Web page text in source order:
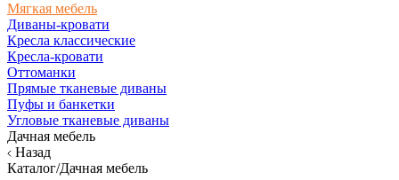
Мягкая мебель
Диваны-кровати
Кресла классические
Кресла-кровати
Оттоманки
Прямые тканевые диваны
Пуфы и банкетки
Угловые тканевые диваны
Дачная мебель
Назад
Каталог/Дачная мебель